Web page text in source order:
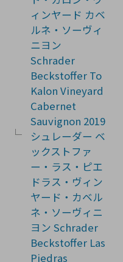
ィンヤード カベ
ルネ・ソーヴィ
ニヨン
Schrader
Beckstoffer To
Kalon Vineyard
Cabernet
Sauvignon 2019
シュレーダー ベ
ックストファ
ー・ラス・ピエ
ドラス・ヴィン
ヤード・カベル
ネ・ソーヴィニ
ヨン Schrader
Beckstoffer Las
Piedras